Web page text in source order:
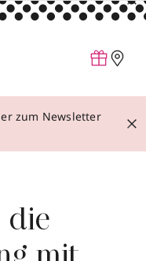
zum Newsletter
die